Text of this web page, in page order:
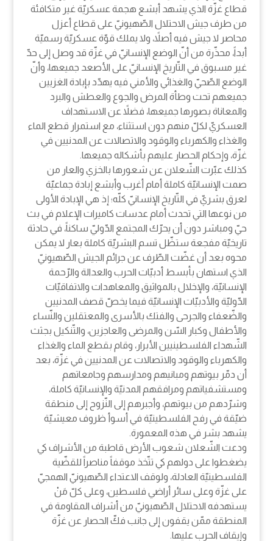
قطاع غزّة الذي يشهد أبشع هجمة عسكريّة غير متكافئة
من طرف جيش الاحتلال الصّهيونيّ على قطاع أعزل
محاصر لا جيش فيه أصلاً، ولا يملك قوّة عسكريّة رسميّة
أبداً، محذّرة من أنّ الوضع الإنسانيّ في غزّة قد وصل إلى حدّ
غير مسبوق في التّاريخ الإنسانيّ على الأصعد جميعها، وأنّ
الوضع الصّحيّ والغذائي والأمني فيه يهدّد بإبادة الغزيين
جميعهم تحت وطأة المرض والجوع والعطش والبرد
والمعاناة بصورها جميعها، فضلاً عن الاستهداف
العسكريّ لكلّ منهم دون استثناء، مع استمرار قطع الماء
والغذاء والكهرباء والوقود والاتصالات عن المدنيين في
غزّة، وإحكام الحصار عليهم بأشكاله جميعها.
كذلك عبّرت الشّعلان عن شعورها بالخزي والعار من
صمت الإنسانيّة كاملة أمام أغرب وأبشع إبادة جماعيّة
لعرق بشريّ في التّاريخ الإنسانيّ كلّه؛ إذ هي الإبادة الأولى
من نوعها التي تحدث أمام عدسات كاميرات الإعلام في بث
حيّ ومباشر دون أن يحرّك المجتمع الدّوليّ ساكناً، في حادثة
تاريخيّة مفجعة ستظّل تسم البشريّة كاملة بعار لا يمكن
محوه بعد أن غضّت الطّرف عن جرائم الجيش الصّهيونيّ
الذي استهان بأبسط أدبيّات الحرب والعدالة والرّحمة
الإنسانيّة، والإخلال بالمواثيق والمعاهدات والاتفاقيّات
الدّوليّة والأدبيّات الإنسانيّة فيما يخصّ قصف المدنيين
والضّعفاء والجرحى والفتك بالأسرى والمعتقلين والنّساء
والأطفال وكبار السّن والمرضى والعاجزين، والتّنكيل بجثث
الشّهداء الفلسطينيين الأبرار، وقام بقطع الماء والغذاء
والكهرباء والوقود والاتصالات عن المدنيين في غزّة، بعد
أن دمّر بيوتهم ومبانيهم ومدارسهم وجامعاتهم
ومستشفياتهم ومرافقهم المدنيّة والإنسانيّة كاملة،
وشرّدهم من بيوتهم، وأجبرهم إلى النّزوح إلى منطقة
ضيّقة في رفح الفلسطينيّة في أسوأ ظروف معيشيّة
يشهد بشر في هذه المعمورة.
ودعت الشّعلان شعوب الأرض قاطبة من الأشراف كي
يضغطوا على دولهم كي تتّخذ موقفاً مناصراً للقضّية
الفلسطينيّة العادلة، ولوقف الاعتداء الصّهيونيّ الهمجيّ
على غزّة وعلى سائر أراضي فلسطين، وعلى كلّ مَنْ
يستهدفه الاحتلال الصّهيونيّ من أشراف المقاومة في
المنطقة ممّن يقفون إلى جانب فكّ الحصار عن غزّة
وإيقاف الحرب عليها.